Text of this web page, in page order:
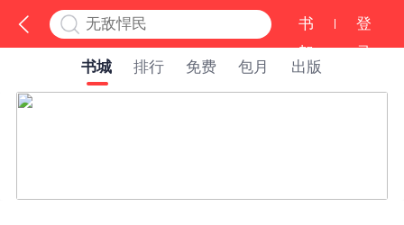
书
架
登
录
书城
排行 免费 包月 出版